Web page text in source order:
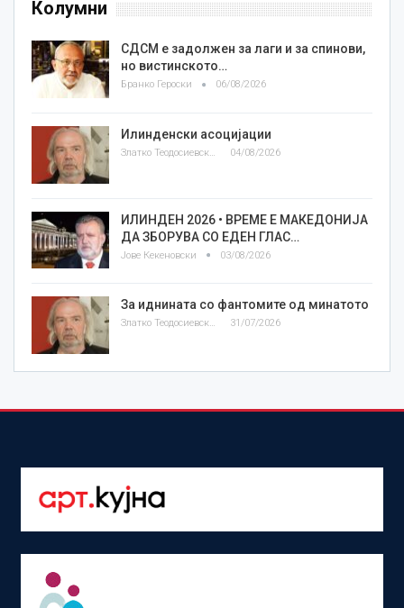
Колумни
СДСМ е задолжен за лаги и за спинови,
но вистинското…
Бранко Героски 06/08/2026
Илинденски асоцијации
Златко Теодосиевски 04/08/2026
ИЛИНДЕН 2026 • ВРЕМЕ Е МАКЕДОНИЈА
ДА ЗБОРУВА СО ЕДЕН ГЛАС…
Јове Кекеновски 03/08/2026
За иднината со фантомите од минатото
Златко Теодосиевски 31/07/2026